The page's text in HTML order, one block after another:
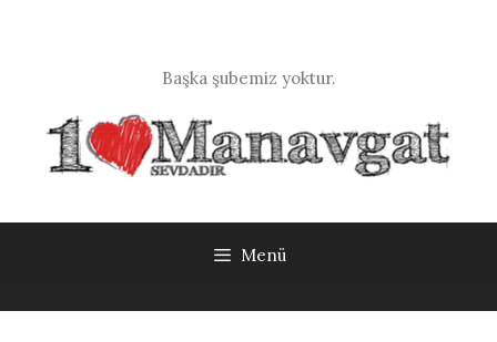
Başka şubemiz yoktur.
Menü